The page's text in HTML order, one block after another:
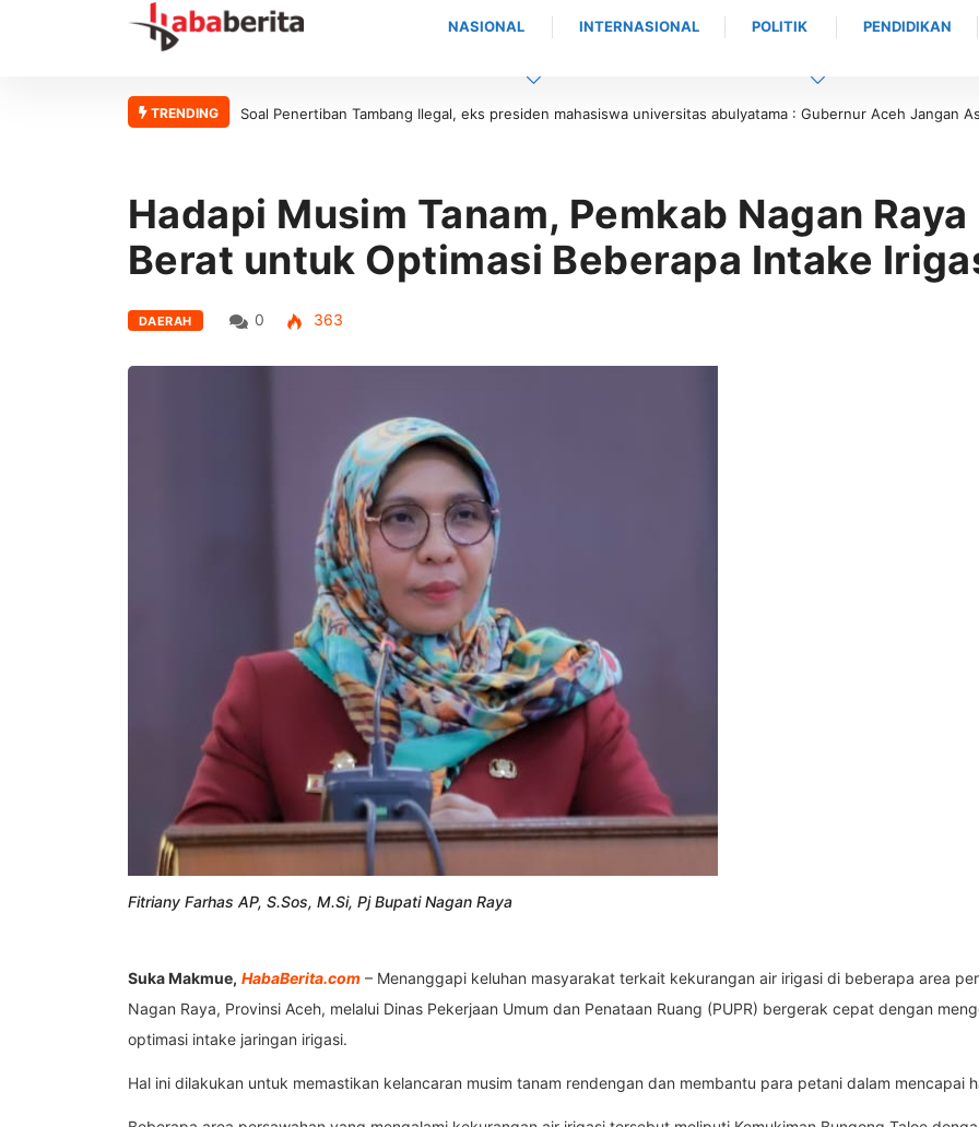
NASIONAL INTERNASIONAL POLITIK PENDIDIKAN
TRENDINGSoal Penertiban Tambang Ilegal, eks presiden mahasiswa universitas abulyatama : Gubernur Aceh Jangan Asal
Hadapi Musim Tanam, Pemkab Nagan
Berat untuk Optimasi Beberapa Intake
DAERAH 0 363
Fitriany Farhas AP, S.Sos, M.Si, Pj Bupati Nagan Raya
Suka Makmue, HabaBerita.com – Menanggapi keluhan masyarakat terkait kekurangan air irigasi di beberapa area
Nagan Raya, Provinsi Aceh, melalui Dinas Pekerjaan Umum dan Penataan Ruang (PUPR) bergerak cepat dengan
optimasi intake jaringan irigasi.
Hal ini dilakukan untuk memastikan kelancaran musim tanam rendengan dan membantu para petani dalam mencapai